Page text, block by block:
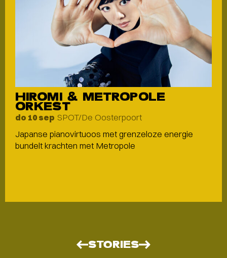
HIROMI & METROPOLE
ORKEST
do 10 sep SPOT/De Oosterpoort
Japanse pianovirtuoos met grenzeloze energie
bundelt krachten met Metropole
STORIES